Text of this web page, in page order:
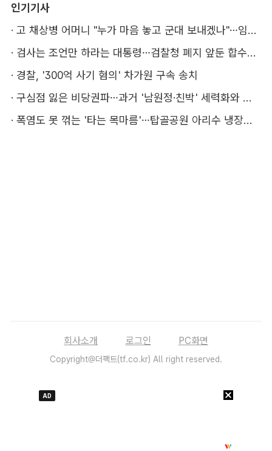
인기기사
·
고 채상병 어머니 "누가 마음 놓고 군대 보내겠나"…임성근 징역 3년에 분통
·
검사는 조언만 하라는 대통령…검찰청 폐지 앞둔 합수본 '딜레마'
· 경찰, '300억 사기 혐의' 차가원 구속 송치
·
구심점 잃은 비당권파…과거 '남원정·친박' 세력화와 다른 점은
·
폭염도 못 꺾는 '타는 목마름'…탑골공원 아리수 냉장고 가보니
회사소개 로그인 PC화면
Copyright@더팩트(tf.co.kr) All right reserved.
AD